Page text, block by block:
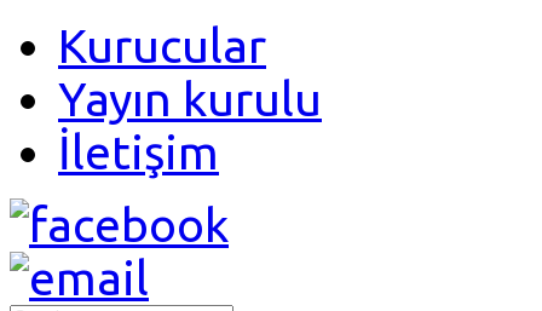
Kurucular
Yayın kurulu
İletişim